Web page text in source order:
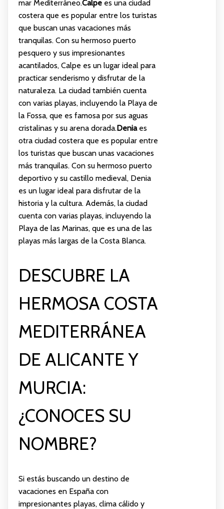
mar Mediterráneo.Calpees una ciudad
costera que es popular entre los turistas
que buscan unas vacaciones más
tranquilas. Con su hermoso puerto
pesquero y sus impresionantes
acantilados, Calpe es un lugar ideal para
practicar senderismo y disfrutar de la
naturaleza. La ciudad también cuenta
con varias playas, incluyendo la Playa de
la Fossa, que es famosa por sus aguas
cristalinas y su arena dorada.Deniaes
otra ciudad costera que es popular entre
los turistas que buscan unas vacaciones
más tranquilas. Con su hermoso puerto
deportivo y su castillo medieval, Denia
es un lugar ideal para disfrutar de la
historia y la cultura. Además, la ciudad
cuenta con varias playas, incluyendo la
Playa de las Marinas, que es una de las
playas más largas de la Costa Blanca.
DESCUBRE LA
HERMOSA COSTA
MEDITERRÁNEA
DE ALICANTE Y
MURCIA:
¿CONOCES SU
NOMBRE?
Si estás buscando un destino de
vacaciones en España con
impresionantes playas, clima cálido y